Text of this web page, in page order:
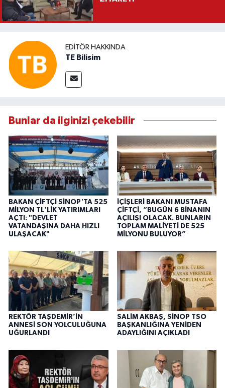
EDITÖR HAKKINDA
TE Bilisim
Bunlar da ilginizi çekebilir
BAKAN ÇİFTÇİ SİNOP'TA 525
MİLYON TL'LİK YATIRIMLARI
AÇTI: "DEVLET
VATANDAŞINA DAHA HIZLI
ULAŞACAK"
İÇİŞLERİ BAKANI MUSTAFA
ÇİFTÇİ, “BUGÜN 6 BİNANIN
AÇILIŞI OLACAK. BUNLARIN
TOPLAM MALİYETİ DE 525
MİLYONU BULUYOR”
REKTÖR TAŞDEMİR’İN
ANNESİ SON YOLCULUĞUNA
UĞURLANDI
SALİM AKBAŞ, SİNOP TSO
BAŞKANLIĞINA YENİDEN
ADAYLIĞINI AÇIKLADI